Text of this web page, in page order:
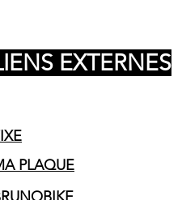
EXTERNES
PLAQUE